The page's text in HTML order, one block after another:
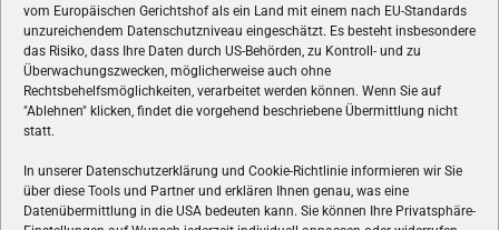
vom Europäischen Gerichtshof als ein Land mit einem nach EU-Standards
unzureichendem Datenschutzniveau eingeschätzt. Es besteht insbesondere
das Risiko, dass Ihre Daten durch US-Behörden, zu Kontroll- und zu
Überwachungszwecken, möglicherweise auch ohne
Rechtsbehelfsmöglichkeiten, verarbeitet werden können. Wenn Sie auf
"Ablehnen" klicken, findet die vorgehend beschriebene Übermittlung nicht
statt.
In unserer Datenschutzerklärung und Cookie-Richtlinie informieren wir Sie
über diese Tools und Partner und erklären Ihnen genau, was eine
Datenübermittlung in die USA bedeuten kann. Sie können Ihre Privatsphäre-
VON GAMERN, FÜR GAMER! Gamers.at ist das älteste Online-
Spielemagazin Österreichs und bringt täglich aktuelle News,
Reviews und Videos zu PC- und Konsolenspielen, Gaming-
Hardware und aus der Welt des e-Sport's.
FOLGE UNS